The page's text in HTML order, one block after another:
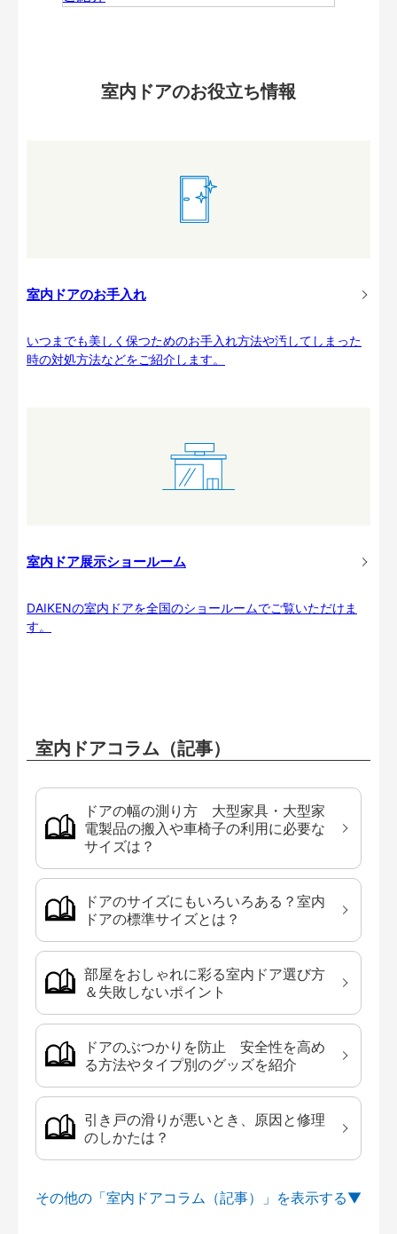
室内ドアのお役立ち情報
室内ドアのお手入れ
いつまでも美しく保つためのお手入れ方法や汚してしまった
時の対処方法などをご紹介します。
室内ドア展示ショールーム
DAIKENの室内ドアを全国のショールームでご覧いただけま
す。
室内ドアコラム（記事）
ドアの幅の測り方 大型家具・大型家
電製品の搬入や車椅子の利用に必要な
サイズは？
ドアのサイズにもいろいろある？室内
ドアの標準サイズとは？
部屋をおしゃれに彩る室内ドア選び方
＆失敗しないポイント
ドアのぶつかりを防止 安全性を高め
る方法やタイプ別のグッズを紹介
引き戸の滑りが悪いとき、原因と修理
のしかたは？
その他の「室内ドアコラム（記事）」を